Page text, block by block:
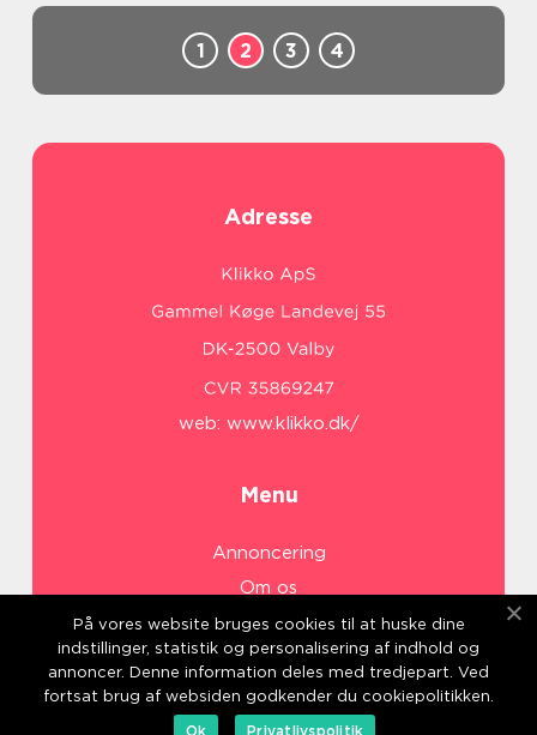
1 2 3 4
Adresse
web: www.klikko.dk/
Menu
Annoncering
Om os
Cookies
Kontakt os
Sitemap
På vores website bruges cookies til at huske dine
indstillinger, statistik og personalisering af indhold og
annoncer. Denne information deles med tredjepart. Ved
fortsat brug af websiden godkender du cookiepolitikken.
Ok
Privatlivspolitik